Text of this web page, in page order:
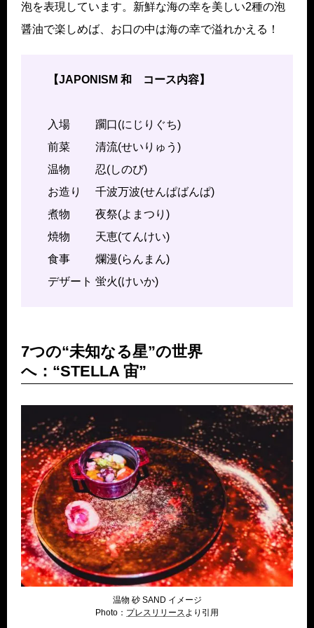
泡を表現しています。新鮮な海の幸を美しい2種の泡
醤油で楽しめば、お口の中は海の幸で溢れかえる！
【JAPONISM 和 コース内容】
入場 躙口(にじりぐち)
前菜 清流(せいりゅう)
温物 忍(しのび)
お造り 千波万波(せんぱばんぱ)
煮物 夜祭(よまつり)
焼物 天恵(てんけい)
食事 爛漫(らんまん)
デザート 蛍火(けいか)
7つの“未知なる星”の世界
へ：“STELLA 宙”
温物 砂 SAND イメージ
Photo： プレスリリースより引用